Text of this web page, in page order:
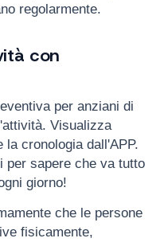
regolarmente.
con
per anziani di
Visualizza
cronologia dall'APP.
per sapere che va tutto
giorno!
che le persone
fisicamente,